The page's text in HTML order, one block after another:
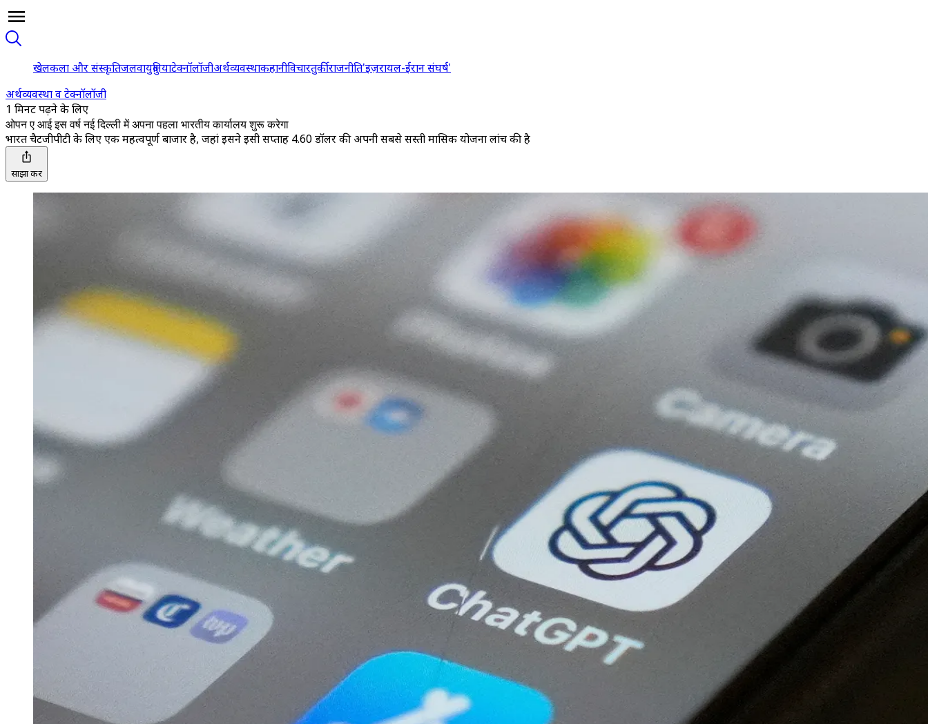
खेलकला और संस्कृतिजलवायुदुनियाटेक्नॉलॉजीअर्थव्यवस्थाकहानीविचारतुर्कीराजनीति'इज़रायल-ईरान संघर्ष'
अर्थव्यवस्था व टेक्नॉलॉजी
1 मिनट पढ़ने के लिए
ओपन ए आई इस वर्ष नई दिल्ली में अपना पहला भारतीय कार्यालय शुरू करेगा
भारत चैटजीपीटी के लिए एक महत्वपूर्ण बाजार है, जहां इसने इसी सप्ताह 4.60 डॉलर की अपनी सबसे सस्ती मासिक योजना लांच की है
साझा करें